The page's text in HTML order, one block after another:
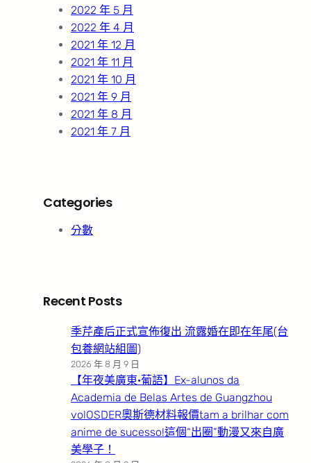
2022 年 5 月
2022 年 4 月
2021 年 12 月
2021 年 11 月
2021 年 10 月
2021 年 9 月
2021 年 8 月
2021 年 7 月
Categories
分數
Recent Posts
季芹產后正式宣佈復出 流露婚在即在年尾(台
包養網站組圖)
2026 年 8 月 9 日
【年夜美廣東·葡語】Ex-alunos da
Academia de Belas Artes de Guangzhou
volOSDER奧斯德材料報價tam a brilhar com
anime de sucesso!這個“出圈”動漫又來自廣
美學子！